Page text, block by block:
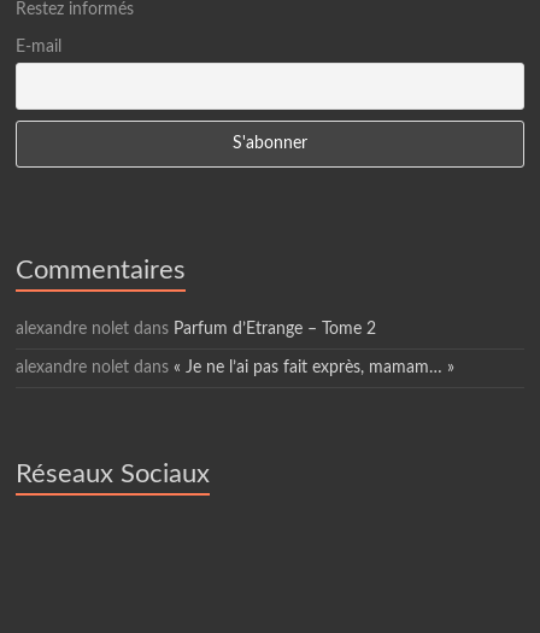
Restez informés
E-mail
Commentaires
alexandre nolet dans Parfum d’Etrange – Tome 2
alexandre nolet dans « Je ne l’ai pas fait exprès, mamam… »
Réseaux Sociaux